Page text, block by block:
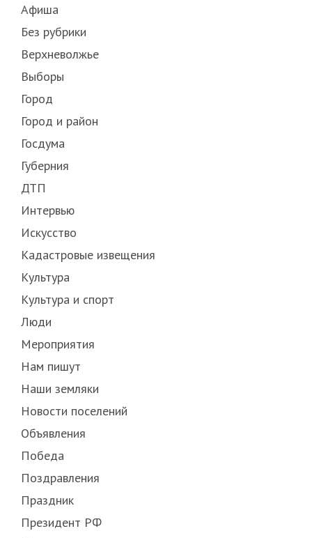
Афиша
Без рубрики
Верхневолжье
Выборы
Город
Город и район
Госдума
Губерния
ДТП
Интервью
Искусство
Кадастровые извещения
Культура
Культура и спорт
Люди
Мероприятия
Нам пишут
Наши земляки
Новости поселений
Объявления
Победа
Поздравления
Праздник
Президент РФ